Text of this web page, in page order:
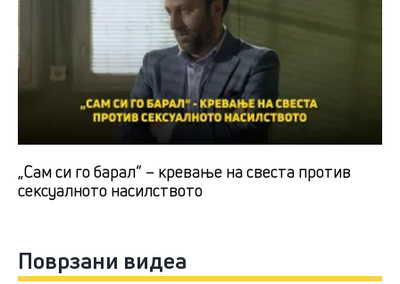
„Сам си го барал“ – кревање на свеста против
сексуалното насилството
Поврзани видеа